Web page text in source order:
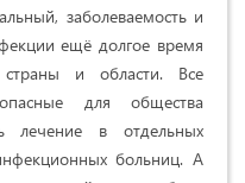
заболеваемость и
ещё долгое время
и области. Все
для общества
лечение в отдельных
больниц. А